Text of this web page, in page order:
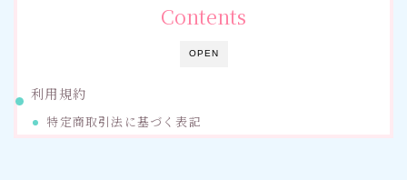
ゴルフ
OPEN
Contents
利用規約
特定商取引法に基づく表記